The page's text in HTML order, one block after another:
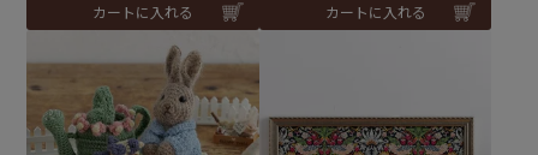
カートに入れる カートに入れる